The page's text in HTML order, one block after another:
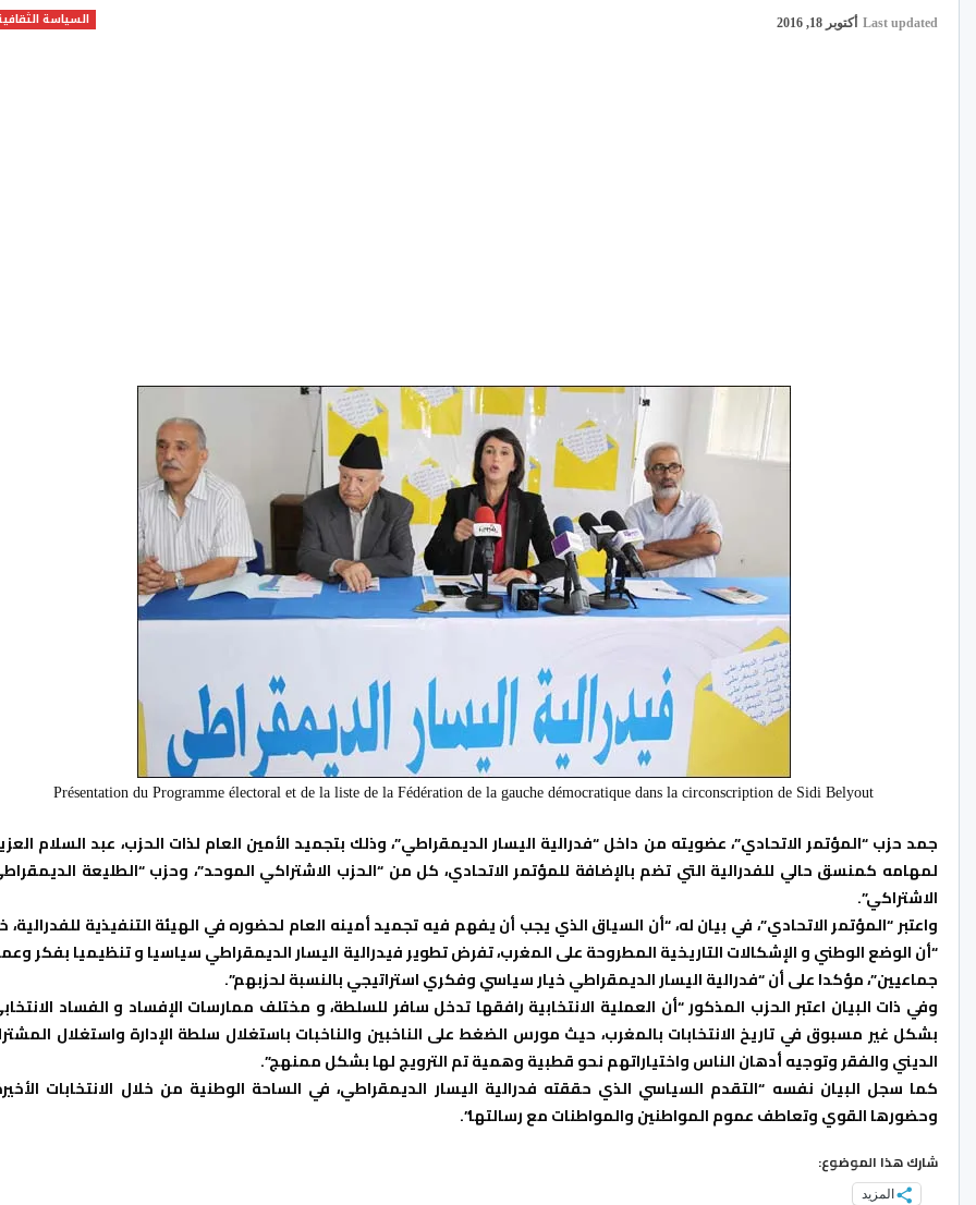
السياسة Last updated أكتوبر 18, 2016
Présentation du Programme électoral et de la liste de la Fédération de la gauche démocratique dans la circonscription de Sidi Belyout
جمد حزب “المؤتمر الاتحادي”، عضويته من داخل “فدرالية اليسار الديمقراطي”، وذلك بتجميد الأمين العام لذات الحزب، عبد السلام
لمهامه كمنسق حالي للفدرالية التي تضم بالإضافة للمؤتمر الاتحادي، كل من “الحزب الاشتراكي الموحد”، وحزب “الطليعة
الاشتراكي”.
واعتبر “المؤتمر الاتحادي”، في بيان له، “أن السياق الذي يجب أن يفهم فيه تجميد أمينه العام لحضوره في الهيئة التنفيذية للفدرالية،
“أن الوضع الوطني و الإشكالات التاريخية المطروحة على المغرب، تفرض تطوير فيدرالية اليسار الديمقراطي سياسيا و تنظيميا بفكر
جماعيين”، مؤكدا على أن “فدرالية اليسار الديمقراطي خيار سياسي وفكري استراتيجي بالنسبة لحزبهم”.
وفي ذات البيان اعتبر الحزب المذكور “أن العملية الانتخابية رافقها تدخل سافر للسلطة، و مختلف ممارسات الإفساد و الفساد
بشكل غير مسبوق في تاريخ الانتخابات بالمغرب، حيث مورس الضغط على الناخبين والناخبات باستغلال سلطة الإدارة واستغلال
الديني والفقر وتوجيه أدهان الناس واختياراتهم نحو قطبية وهمية تم الترويج لها بشكل ممنهج”.
كما سجل البيان نفسه “التقدم السياسي الذي حققته فدرالية اليسار الديمقراطي، في الساحة الوطنية من خلال الانتخابات
وحضورها القوي وتعاطف عموم المواطنين والمواطنات مع رسالتها”.
شارك هذا الموضوع:
المزيد